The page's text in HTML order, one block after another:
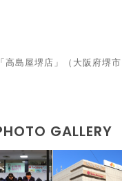
高島屋堺店」（大阪府堺
GALLERY